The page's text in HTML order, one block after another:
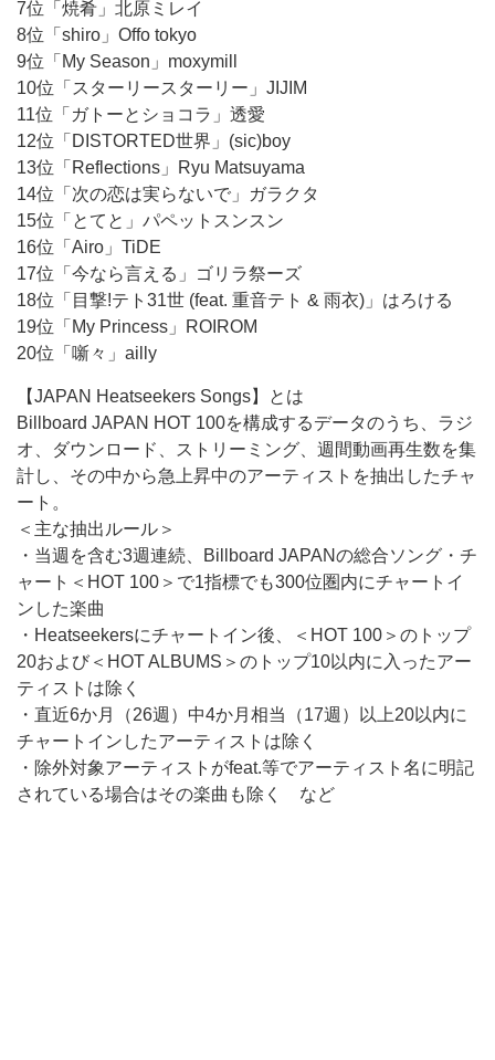
7位「焼肴」北原ミレイ
8位「shiro」Offo tokyo
9位「My Season」moxymill
10位「スターリースターリー」JIJIM
11位「ガトーとショコラ」透愛
12位「DISTORTED世界」(sic)boy
13位「Reflections」Ryu Matsuyama
14位「次の恋は実らないで」ガラクタ
15位「とてと」パペットスンスン
16位「Airo」TiDE
17位「今なら言える」ゴリラ祭ーズ
18位「目撃!テト31世 (feat. 重音テト & 雨衣)」はろける
19位「My Princess」ROIROM
20位「噺々」ailly
【JAPAN Heatseekers Songs】とは
Billboard JAPAN HOT 100を構成するデータのうち、ラジ
オ、ダウンロード、ストリーミング、週間動画再生数を集
計し、その中から急上昇中のアーティストを抽出したチャ
ート。
＜主な抽出ルール＞
・当週を含む3週連続、Billboard JAPANの総合ソング・チ
ャート＜HOT 100＞で1指標でも300位圏内にチャートイ
ンした楽曲
・Heatseekersにチャートイン後、＜HOT 100＞のトップ
20および＜HOT ALBUMS＞のトップ10以内に入ったアー
ティストは除く
・直近6か月（26週）中4か月相当（17週）以上20以内に
チャートインしたアーティストは除く
・除外対象アーティストがfeat.等でアーティスト名に明記
されている場合はその楽曲も除く など